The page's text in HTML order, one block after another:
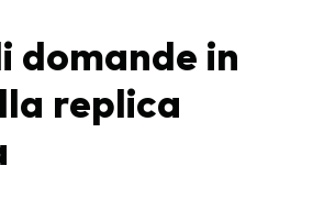
domande in
replica